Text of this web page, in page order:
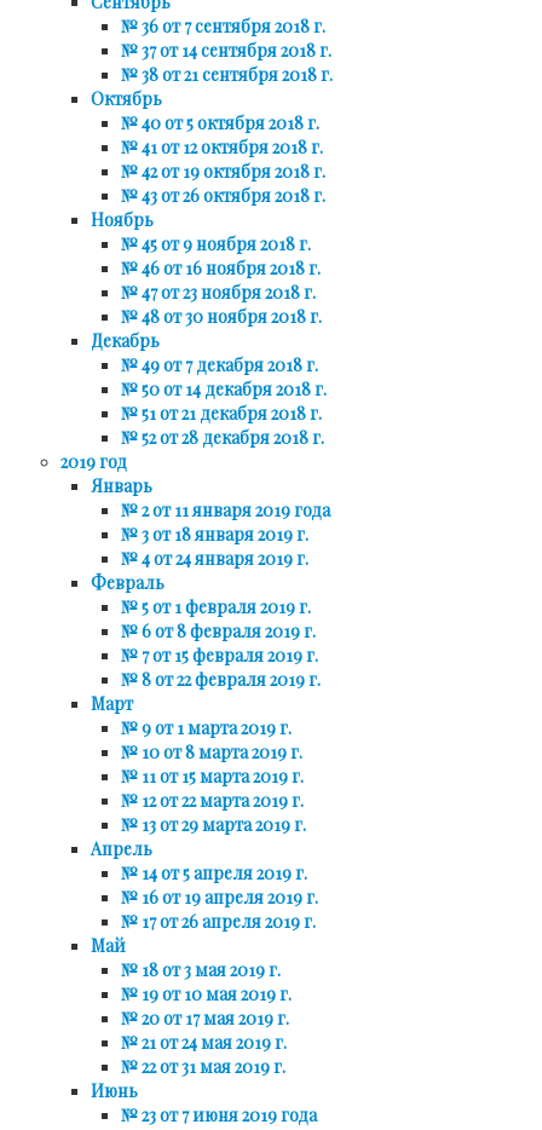
№ 36 от 7 сентября 2018 г.
№ 37 от 14 сентября 2018 г.
№ 38 от 21 сентября 2018 г.
Октябрь
№ 40 от 5 октября 2018 г.
№ 41 от 12 октября 2018 г.
№ 42 от 19 октября 2018 г.
№ 43 от 26 октября 2018 г.
Ноябрь
№ 45 от 9 ноября 2018 г.
№ 46 от 16 ноября 2018 г.
№ 47 от 23 ноября 2018 г.
№ 48 от 30 ноября 2018 г.
Декабрь
№ 49 от 7 декабря 2018 г.
№ 50 от 14 декабря 2018 г.
№ 51 от 21 декабря 2018 г.
№ 52 от 28 декабря 2018 г.
2019 год
Январь
№ 2 от 11 января 2019 года
№ 3 от 18 января 2019 г.
№ 4 от 24 января 2019 г.
Февраль
№ 5 от 1 февраля 2019 г.
№ 6 от 8 февраля 2019 г.
№ 7 от 15 февраля 2019 г.
№ 8 от 22 февраля 2019 г.
Март
№ 9 от 1 марта 2019 г.
№ 10 от 8 марта 2019 г.
№ 11 от 15 марта 2019 г.
№ 12 от 22 марта 2019 г.
№ 13 от 29 марта 2019 г.
Апрель
№ 14 от 5 апреля 2019 г.
№ 16 от 19 апреля 2019 г.
№ 17 от 26 апреля 2019 г.
Май
№ 18 от 3 мая 2019 г.
№ 19 от 10 мая 2019 г.
№ 20 от 17 мая 2019 г.
№ 21 от 24 мая 2019 г.
№ 22 от 31 мая 2019 г.
Июнь
№ 23 от 7 июня 2019 года